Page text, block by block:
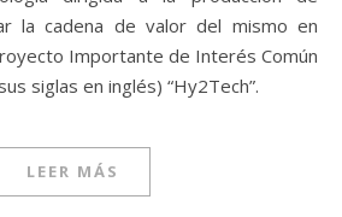
la cadena de valor del mismo en
Importante de Interés Común
siglas en inglés) “Hy2Tech”.
LEER MÁS